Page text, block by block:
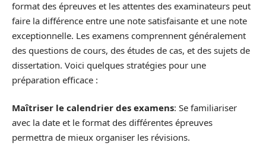
format des épreuves et les attentes des examinateurs peut
faire la différence entre une note satisfaisante et une note
exceptionnelle. Les examens comprennent généralement
des questions de cours, des études de cas, et des sujets de
dissertation. Voici quelques stratégies pour une
préparation efficace :
Maîtriser le calendrier des examens: Se familiariser
avec la date et le format des différentes épreuves
permettra de mieux organiser les révisions.